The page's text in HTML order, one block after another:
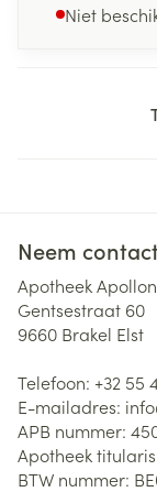
Niet
Neem
Apotheek
Gentsestraat 60
9660 Brakel Elst
Telefoon: +32 55
E-mailadres:
APB nummer:
Apotheek
BTW nummer: